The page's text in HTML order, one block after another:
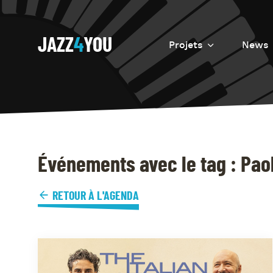
JAZZ4YOU Projets
Introduction
Resurrection
News
Événements avec le tag :
RETOUR À L'AGENDA